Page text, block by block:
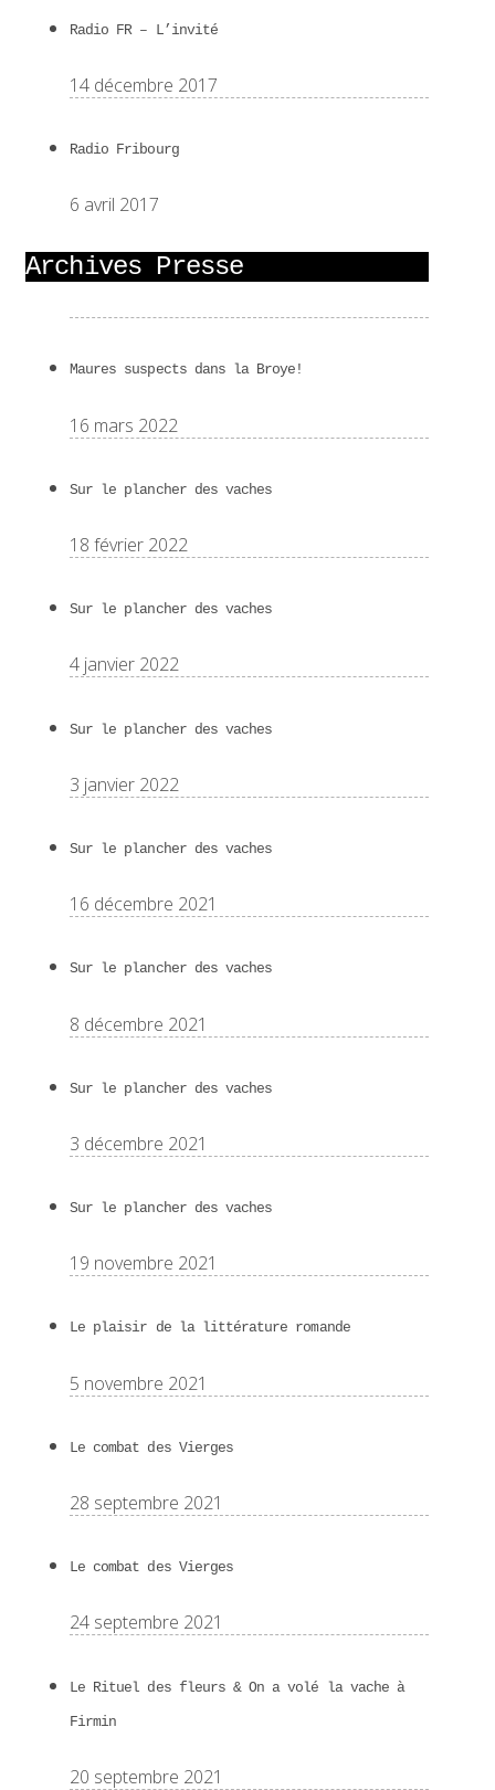
Radio FR – L’invité
14 décembre 2017
Radio Fribourg
6 avril 2017
Archives Presse
Maures suspects dans la Broye!
16 mars 2022
Sur le plancher des vaches
18 février 2022
Sur le plancher des vaches
4 janvier 2022
Sur le plancher des vaches
3 janvier 2022
Sur le plancher des vaches
16 décembre 2021
Sur le plancher des vaches
8 décembre 2021
Sur le plancher des vaches
3 décembre 2021
Sur le plancher des vaches
19 novembre 2021
Le plaisir de la littérature romande
5 novembre 2021
Le combat des Vierges
28 septembre 2021
Le combat des Vierges
24 septembre 2021
Le Rituel des fleurs & On a volé la vache à
Firmin
20 septembre 2021